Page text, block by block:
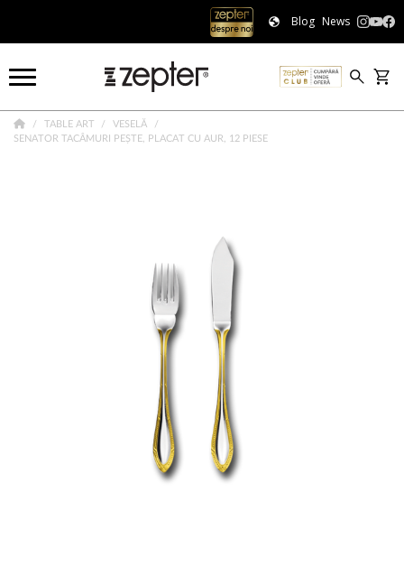
Blog News
TABLE ART
VESELĂ
SENATOR TACÂMURI PEȘTE, PLACAT CU AUR, 12 PIESE